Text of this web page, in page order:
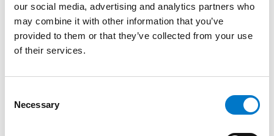
our social media, advertising and analytics partners who
may combine it with other information that you’ve
provided to them or that they’ve collected from your use
of their services.
Necessary